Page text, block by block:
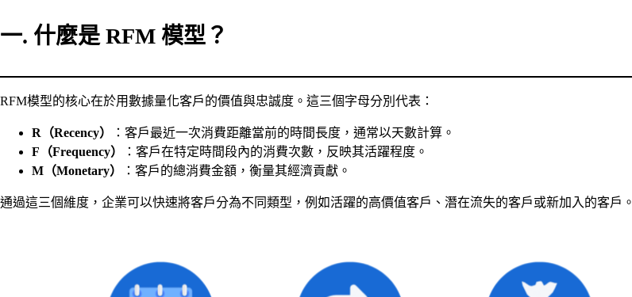
一. 什麼是 RFM 模型？
RFM模型的核心在於用數據量化客戶的價值與忠誠度。這三個字母分別代表：
R（Recency）
：客戶最近一次消費距離當前的時間長度，通常以天數計算。
F（Frequency）
：客戶在特定時間段內的消費次數，反映其活躍程度。
M（Monetary）
：客戶的總消費金額，衡量其經濟貢獻。
通過這三個維度，企業可以快速將客戶分為不同類型，例如活躍的高價值客戶、潛在流失的客戶或新加入的客戶。